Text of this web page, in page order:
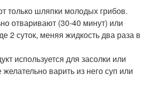
только шляпки молодых грибов.
отваривают (30-40 минут) или
2 суток, меняя жидкость два раза в
используется для засолки или
варить из него суп или